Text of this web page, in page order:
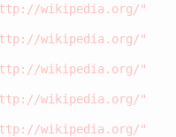
wikipedia.org/"
wikipedia.org/"
wikipedia.org/"
wikipedia.org/"
wikipedia.org/"